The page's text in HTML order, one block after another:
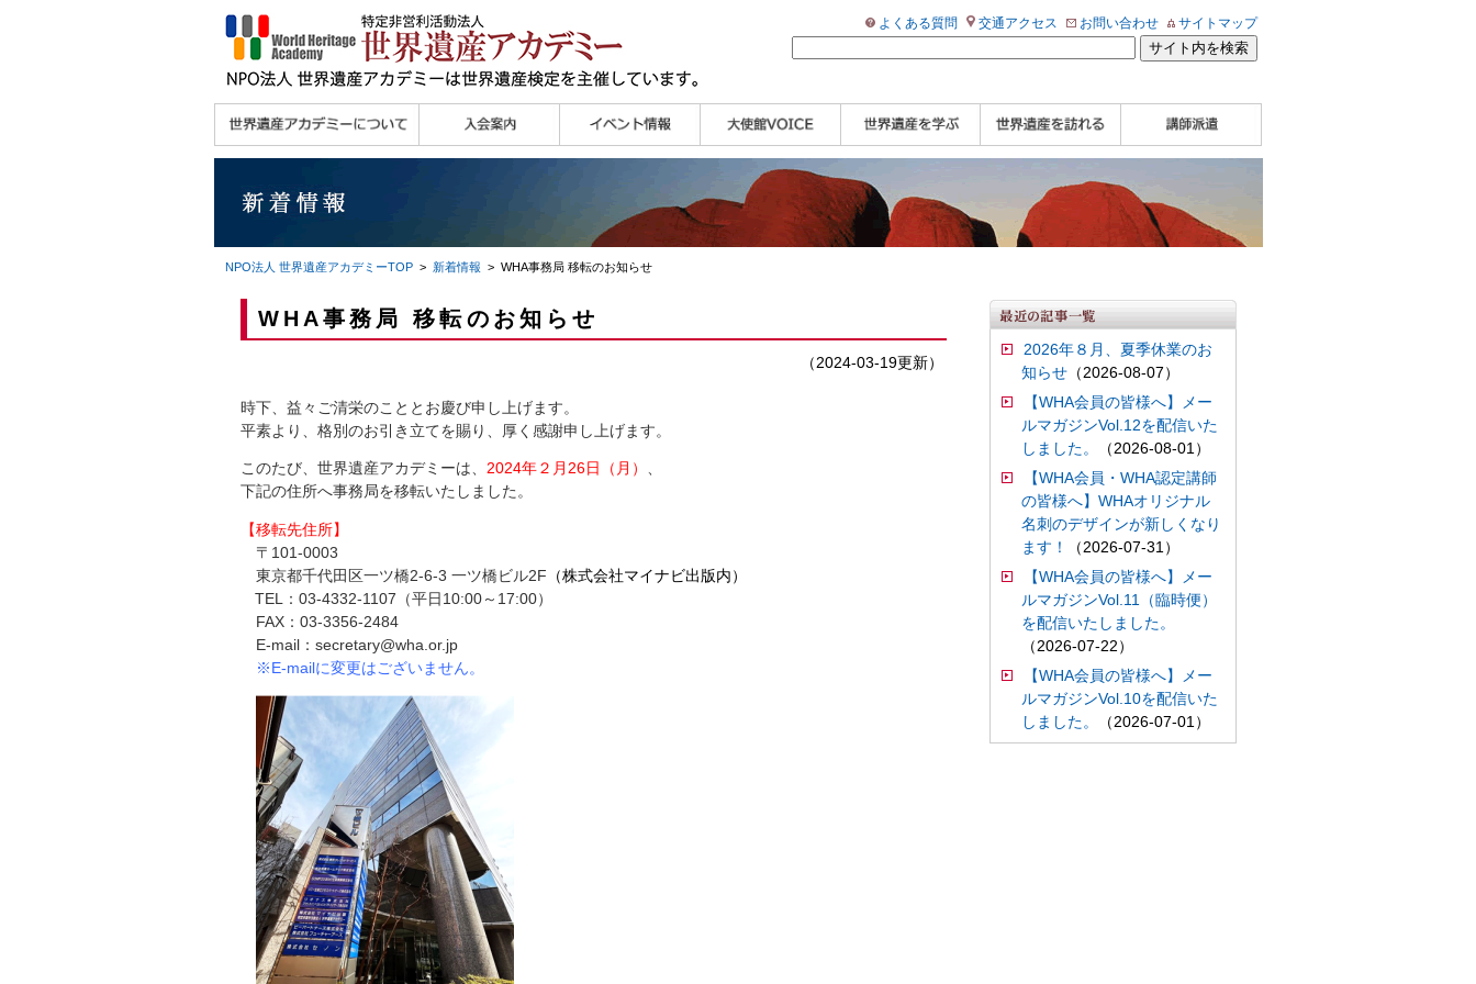
よくある質問 交通アクセス お問い合わせ サイトマップ
理念
メッセージ
主な活動内容
沿革
組織図・役員
研究員紹介 >>
宮澤 光 MIYAZAWA, Hikaru
研究員によるメディ
法人会員・協賛団体
メディア協力／プレ
個人会員
法人会員
会報誌サンプル
会員限定ページ 講演会
大使館セミナー
展示会
講座・セミナー
ツアー情報
イベントレポート 研究員ブログ
マイスターのささや
き
WHAフォトギャラリ
ー
世界遺産応援ブログ
世界遺産検定公式
HP
学習アシスト動画
世界遺産ナビ
【pamon】
WHA認定講師について
WHA認定講師 紹介
WHA認定講師 紹介
自治体・民間団体関
企業関係者の方へ
学校・教育関係者の
NPO法人 世界遺産アカデミーTOP> 新着情報 > WHA事務局 移転のお知らせ
WHA事務局 移転のお知らせ
（2024-03-19更新）
時下、益々ご清栄のこととお慶び申し上げます。
平素より、格別のお引き立てを賜り、厚く感謝申し上げます。
このたび、世界遺産アカデミーは、 2024年２月26日（月） 、
下記の住所へ事務局を移転いたしました。
【移転先住所】
〒101-0003
東京都千代田区一ツ橋2-6-3 一ツ橋ビル2F （株式会社マイナビ出版 内）
TEL：03-4332-1107（平日10:00～17:00）
FAX：03-3356-2484
E-mail：secretary@wha.or.jp
※E-mailに変更はございません。
2026年８月、夏季休業のお
知らせ（2026-08-07）
【WHA会員の皆様へ】メー
ルマガジンVol.12を配信いた
しました。
（2026-08-01）
【WHA会員・WHA認定講師
の皆様へ】WHAオリジナル
名刺のデザインが新しくなり
ます！
（2026-07-31）
【WHA会員の皆様へ】メー
ルマガジンVol.11（臨時便）
を配信いたしました。
（2026-07-22）
【WHA会員の皆様へ】メー
ルマガジンVol.10を配信いた
しました。
（2026-07-01）